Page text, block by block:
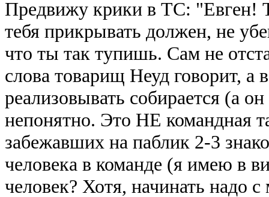
Предвижу крики в ТС: "Евген!
тебя прикрывать должен, не
что ты так тупишь. Сам не
слова товарищ Неуд говорит, а
реализовывать собирается (а
непонятно. Это НЕ командная
забежавших на паблик 2-3
человека в команде (я имею в
человек? Хотя, начинать надо